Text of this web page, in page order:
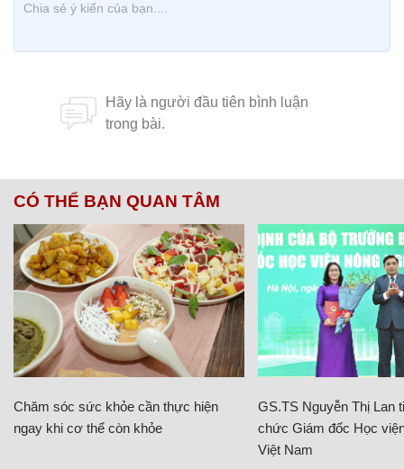
CÓ THỂ BẠN QUAN TÂM
Chăm sóc sức khỏe cần thực hiện
ngay khi cơ thể còn khỏe
GS.TS Nguyễn Thị Lan
chức Giám đốc Học
Việt Nam